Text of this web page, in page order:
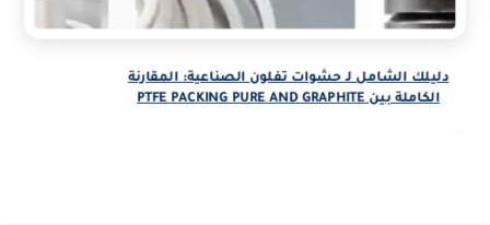
دليلك الشامل لـ حشوات تفلون الصناعية: المقارنة
الكاملة بين PTFE PACKING PURE AND GRAPHITE